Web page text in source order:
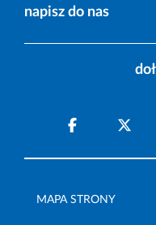
napisz do nas
MAPA STRONY